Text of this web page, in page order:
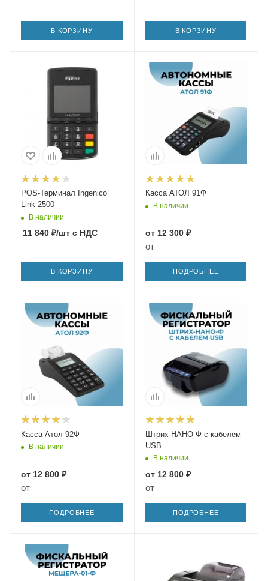
В КОРЗИНУ В КОРЗИНУ
POS-Терминал Ingenico
Link 2500
В наличии
11 840 ₽/шт с НДС
В КОРЗИНУ
Касса АТОЛ 91Ф
В наличии
от 12 300 ₽
от
ПОДРОБНЕЕ
Касса Атол 92Ф
В наличии
от 12 800 ₽
от
ПОДРОБНЕЕ
Штрих-НАНО-Ф с кабелем
USB
В наличии
от 12 800 ₽
от
ПОДРОБНЕЕ